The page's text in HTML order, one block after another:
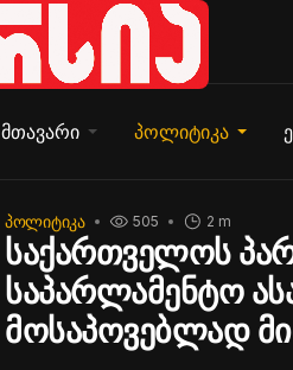
მთავარი პოლიტიკა
ᲞᲝᲚᲘᲢᲘᲙᲐ 2 m
505
საქართველოს
საპარლამენტო
მოსაპოვებლად